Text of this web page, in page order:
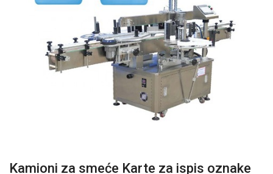
Kamioni za smeće Karte za ispis oznake